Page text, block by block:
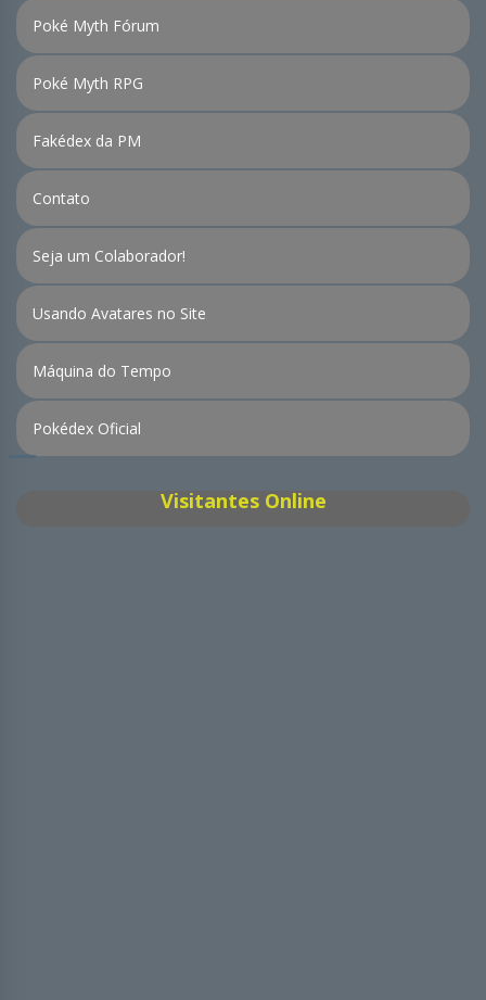
Poké Myth Fórum
Poké Myth RPG
Fakédex da PM
Contato
Seja um Colaborador!
Usando Avatares no Site
Máquina do Tempo
Pokédex Oficial
Visitantes Online